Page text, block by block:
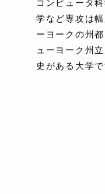
コンピュータ
学など専攻は
ーヨークの州
ューヨーク州
史がある大学で